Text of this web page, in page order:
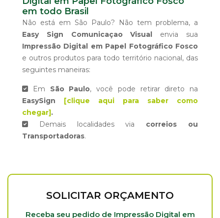
em todo Brasil
Não está em São Paulo? Não tem problema, a
Easy Sign Comunicaçao Visual
envia sua
Impressão Digital em Papel Fotográfico Fosco
e outros produtos para todo território nacional, das
seguintes maneiras:
Em São Paulo, você pode retirar direto na
EasySign
[clique aqui para saber como
chegar] .
Demais localidades via correios ou
Transportadoras.
SOLICITAR ORÇAMENTO
Receba seu pedido de Impressão Digital em